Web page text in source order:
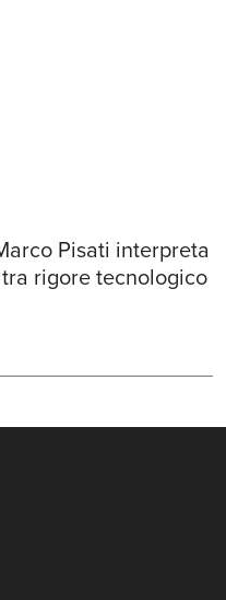
Pisati interpreta
rigore tecnologico